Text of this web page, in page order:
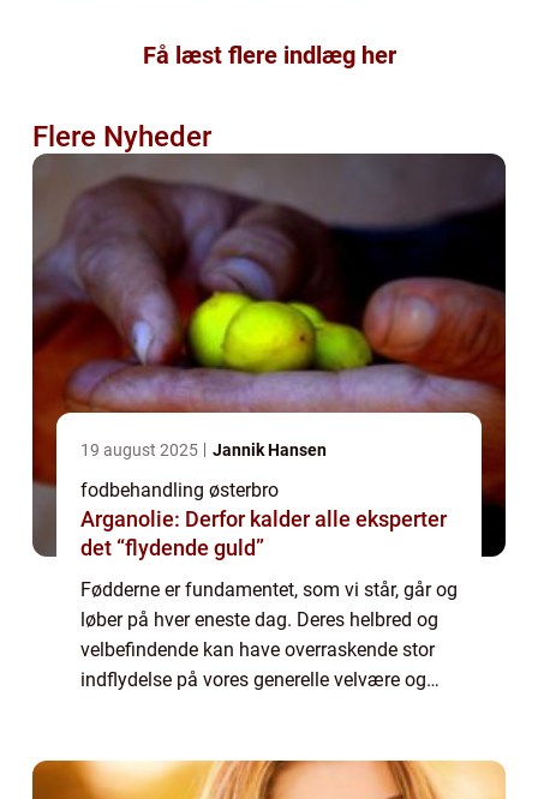
Få læst flere indlæg her
Flere Nyheder
19 august 2025 Jannik Hansen
fodbehandling østerbro
Arganolie: Derfor kalder alle eksperter
det “flydende guld”
Fødderne er fundamentet, som vi står, går og
løber på hver eneste dag. Deres helbred og
velbefindende kan have overraskende stor
indflydelse på vores generelle velvære og